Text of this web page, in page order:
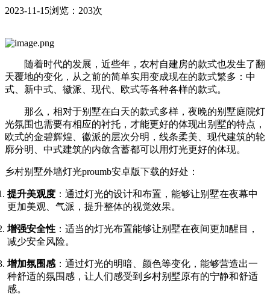
2023-11-15浏览：203次
随着时代的发展，近些年，农村自建房的款式也发生了翻
天覆地的变化，从之前的简单实用变成现在的款式繁多：中
式、新中式、徽派、现代、欧式等各种各样的款式。
那么，相对于别墅在白天的款式多样，夜晚的别墅庭院灯
光氛围也需要有相应的衬托，才能更好的体现出别墅的特点，
欧式的金碧辉煌、徽派的层次分明，线条柔美、现代建筑的轮
廓分明、中式建筑的内敛含蓄都可以用灯光更好的体现。
乡村别墅外墙灯光proumb安卓版下载的好处：
提升美观度：通过灯光的设计和布置，能够让别墅在夜幕中
更加美观、气派，提升整体的视觉效果。
增强安全性：适当的灯光布置能够让别墅在夜间更加醒目，
减少安全风险。
增加氛围感：通过灯光的明暗、颜色等变化，能够营造出一
种舒适的氛围感，让人们感受到乡村别墅原有的宁静和舒适
感。